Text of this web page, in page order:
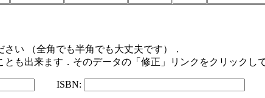
い （全角でも半角でも大丈夫です）．
も出来ます．そのデータの「修正」リンクをクリックし
ISBN: